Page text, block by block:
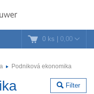
0 ks | 0,00
Podniková ekonomika
Filter